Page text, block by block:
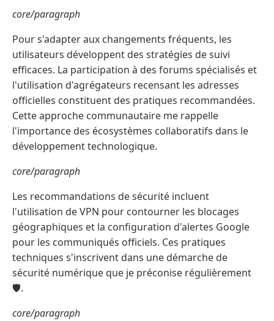
core/paragraph
Pour s'adapter aux changements fréquents, les
utilisateurs développent des stratégies de suivi
efficaces. La participation à des forums spécialisés et
l'utilisation d'agrégateurs recensant les adresses
officielles constituent des pratiques recommandées.
Cette approche communautaire me rappelle
l'importance des écosystèmes collaboratifs dans le
développement technologique.
core/paragraph
Les recommandations de sécurité incluent
l'utilisation de VPN pour contourner les blocages
géographiques et la configuration d'alertes Google
pour les communiqués officiels. Ces pratiques
techniques s'inscrivent dans une démarche de
sécurité numérique que je préconise régulièrement
🛡️.
core/paragraph